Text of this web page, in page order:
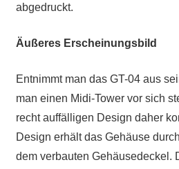
abgedruckt.
Äußeres Erscheinungsbild
Entnimmt man das GT-04 aus
man einen Midi-Tower vor sich
recht auffälligen Design daher
Design erhält das Gehäuse
dem verbauten Gehäusedeckel.